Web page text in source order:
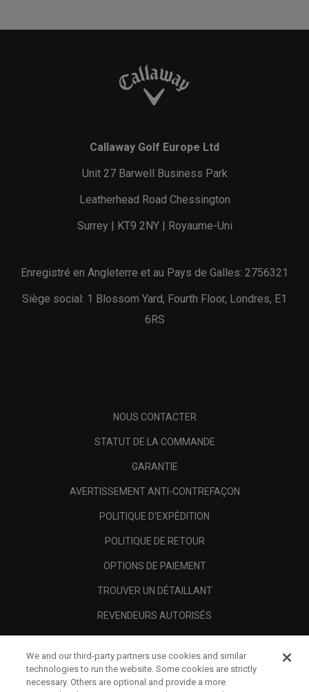
Callaway Golf Europe Ltd
Unit 27 Barwell Business Park
Leatherhead Road Chessington
Surrey | KT9 2NY | Royaume-Uni
Enregistré en Angleterre et au Pays de Galles: 2756321
Siège social: 1 Blossom Yard, Fourth Floor, Londres, E1
6RS
NOUS CONTACTER
STATUT DE LA COMMANDE
GARANTIE
AVERTISSEMENT ANTI-CONTREFAÇON
POLITIQUE D'EXPÉDITION
POLITIQUE DE RETOUR
OPTIONS DE PAIEMENT
TROUVER UN DÉTAILLANT
REVENDEURS AUTORISÉS
A PROPOS
We and our third-party partners use cookies and similar
technologies to run the website. Some cookies are strictly
necessary. Others are optional and provide a more